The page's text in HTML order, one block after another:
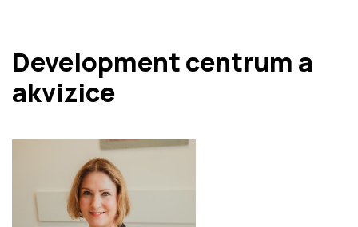
Development centrum a
akvizice